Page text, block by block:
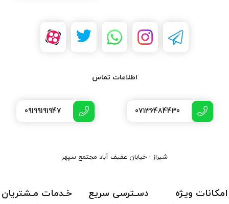
اطلاعات تماس
07136484430
09199191947
شیراز - خیابان عفیف آباد مجتمع سپهر
امکانات ویـژه دسـترسی سریع خـدمات مـشتریان